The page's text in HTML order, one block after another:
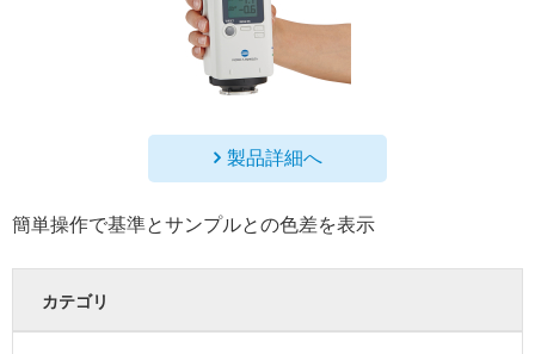
製品詳細へ
簡単操作で基準とサンプルとの色差を表示
カテゴリ